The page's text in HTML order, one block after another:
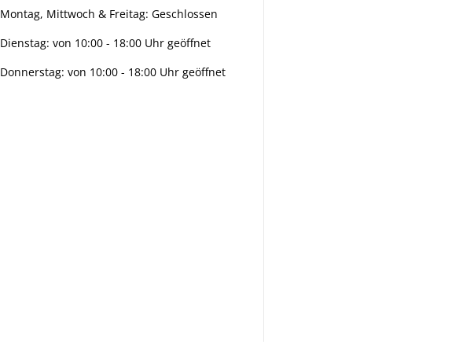
Montag, Mittwoch & Freitag: Geschlossen
Dienstag: von 10:00 - 18:00 Uhr geöffnet
Donnerstag: von 10:00 - 18:00 Uhr geöffnet